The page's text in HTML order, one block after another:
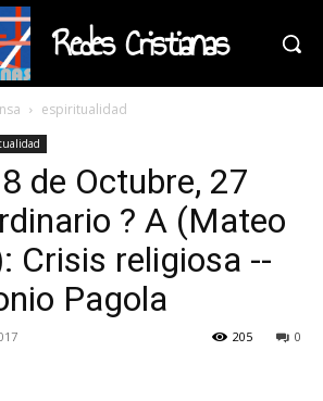
Redes Cristianas
espiritualidad
de Octubre, 27
? A (Mateo
Crisis religiosa --
Pagola
0
205